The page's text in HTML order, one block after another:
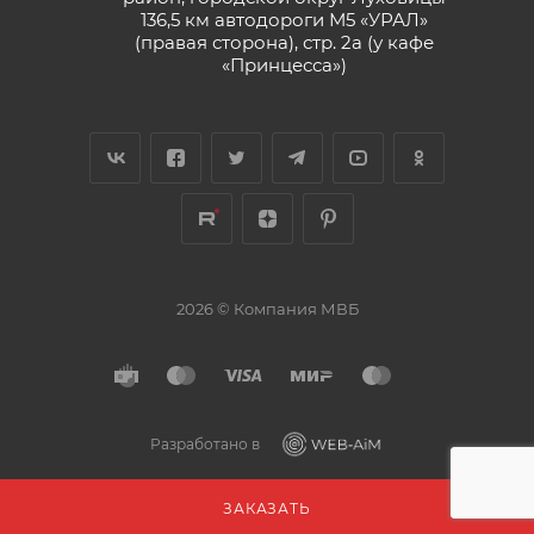
ЗАКАЗАТЬ
136,5 км автодороги М5 «УРАЛ»
(правая сторона), стр. 2а (у кафе
«‎Принцесса»)
2026 © Компания МВБ
Разработано в